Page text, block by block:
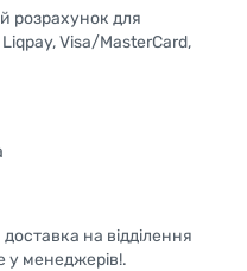
розрахунок для
Visa/MasterCard,
на відділення
у менеджерів!.